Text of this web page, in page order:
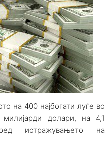
на 400 најбогати луѓе во
долари, на 4,1
истражувањето на